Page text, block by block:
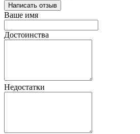
Написать отзыв
Ваше имя
Достоинства
Недостатки